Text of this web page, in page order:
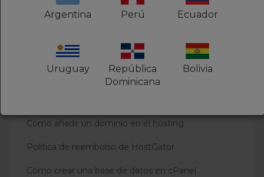
Artículos relacionados
¿Qué es un plan de reseller?
Cómo añadir un dominio en el hosting
Política de reembolso de HostGator
Cómo crear una base de datos en cPanel
Argentina Perú Ecuador
Uruguay
República
Dominicana
Bolivia